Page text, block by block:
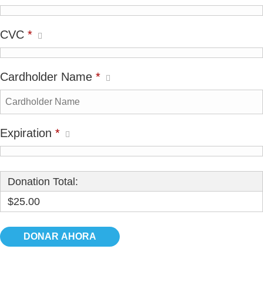
CVC *
Cardholder Name *
Expiration *
Donation Total:
$25.00